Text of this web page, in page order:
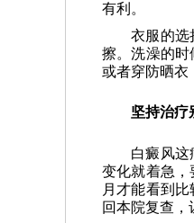
有利。
衣服的选
擦。洗澡的时
或者穿防晒衣
坚持治疗
白癜风这
变化就着急
月才能看到
回本院复查，